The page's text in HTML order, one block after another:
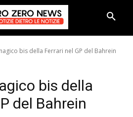
bis della Ferrari nel GP del Bahrein
bis della
del Bahrein